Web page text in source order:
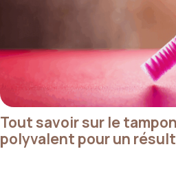
Tout savoir sur le
polyvalent pour un